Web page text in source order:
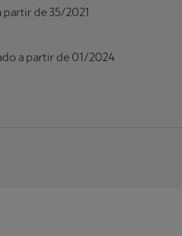
partir de 35/2021
a partir de 01/2024